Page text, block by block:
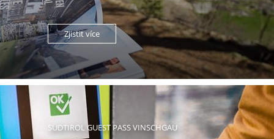
Zjistit více
SÜDTIROL GUEST PASS VINSCHGAU